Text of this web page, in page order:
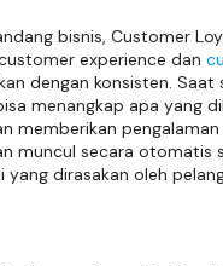
bisnis, Customer
experience dan
dengan konsisten. Saat
menangkap apa yang
memberikan pengalaman
muncul secara otomatis
yang dirasakan oleh